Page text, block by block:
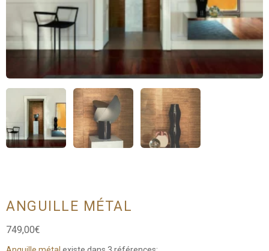
ANGUILLE MÉTAL
749,00€